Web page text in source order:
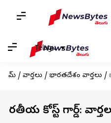
Telugu
హోమ్ / వార్తలు / భారతదేశం వార్తలు /
భారతీయ కోస్ట్‌ గార్డ్‌: